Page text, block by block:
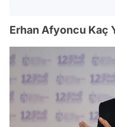
Erhan Afyoncu Kaç